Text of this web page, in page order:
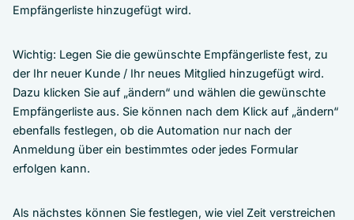
Empfängerliste hinzugefügt wird.
Wichtig: Legen Sie die gewünschte Empfängerliste fest, zu
der Ihr neuer Kunde / Ihr neues Mitglied hinzugefügt wird.
Dazu klicken Sie auf „ändern“ und wählen die gewünschte
Empfängerliste aus. Sie können nach dem Klick auf „ändern“
ebenfalls festlegen, ob die Automation nur nach der
Anmeldung über ein bestimmtes oder jedes Formular
erfolgen kann.
Als nächstes können Sie festlegen, wie viel Zeit verstreichen